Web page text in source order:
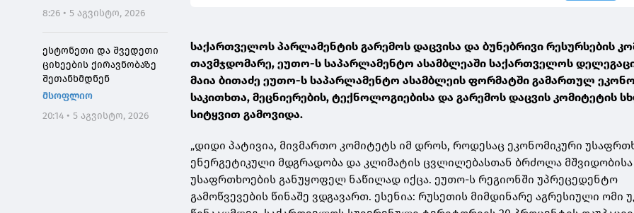
8:26 • 5 აგვისტო, 2026
ესტონეთი და შვედეთი
ციხეების ქირავნობაზე
შეთანხმდნენ
მსოფლიო
20:14 • 5 აგვისტო, 2026
საქართველოს პარლამენტის გარემოს დაცვისა და ბუნებრივი რესურსების
თავმჯდომარე, ეუთო-ს საპარლამენტო ასამბლეაში საქართველოს
მაია ბითაძე ეუთო-ს საპარლამენტო ასამბლეის ფორმატში გამართულ
საკითხთა, მეცნიერების, ტექნოლოგიებისა და გარემოს დაცვის კომიტეტის
სიტყვით გამოვიდა.
„დიდი პატივია, მივმართო კომიტეტს იმ დროს, როდესაც ეკონომიკური
ენერგეტიკული მდგრადობა და კლიმატის ცვლილებასთან ბრძოლა
უსაფრთხოების განუყოფელ ნაწილად იქცა. ეუთო-ს რეგიონში უპრეცედენტო
გამოწვევების წინაშე ვდგავართ. ესენია: რუსეთის მიმდინარე აგრესიული ომი